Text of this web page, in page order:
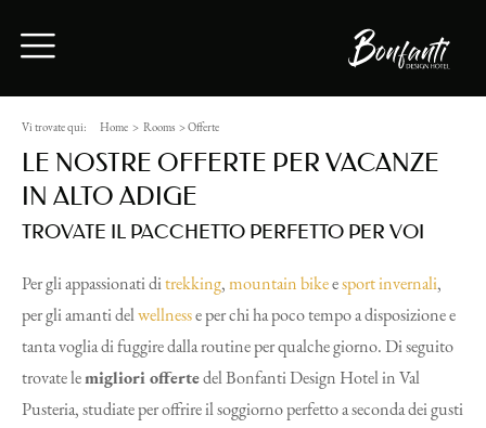
Vi trovate qui: Home > Rooms >Offerte
LE NOSTRE OFFERTE PER VACANZE
IN ALTO ADIGE
TROVATE IL PACCHETTO PERFETTO PER VOI
Per gli appassionati ditrekking,mountain bikeesport invernali,
per gli amanti delwellnesse per chi ha poco tempo a disposizione e
tanta voglia di fuggire dalla routine per qualche giorno. Di seguito
trovate lemigliori offertedel Bonfanti Design Hotel in Val
Pusteria, studiate per offrire il soggiorno perfetto a seconda dei gusti